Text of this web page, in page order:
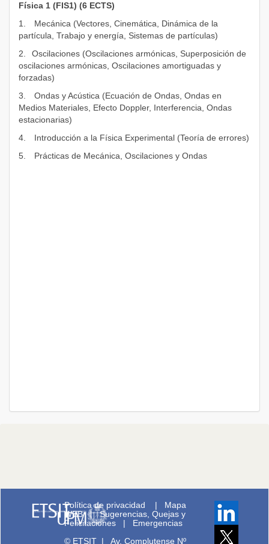
Física 1 (FIS1) (6 ECTS)
1.
Mecánica (Vectores, Cinemática, Dinámica de la
partícula, Trabajo y energía, Sistemas de partículas)
2.
Oscilaciones (Oscilaciones armónicas, Superposición de
oscilaciones armónicas, Oscilaciones amortiguadas y
forzadas)
3.
Ondas y Acústica (Ecuación de Ondas, Ondas en
Medios Materiales, Efecto Doppler, Interferencia, Ondas
estacionarias)
4.
Introducción a la Física Experimental (Teoría de errores)
5.
Prácticas de Mecánica, Oscilaciones y Ondas
Política de privacidad | Mapa
WEB|Sugerencias, Quejas y
Felicitaciones | Emergencias
© ETSIT |Av. Complutense Nº